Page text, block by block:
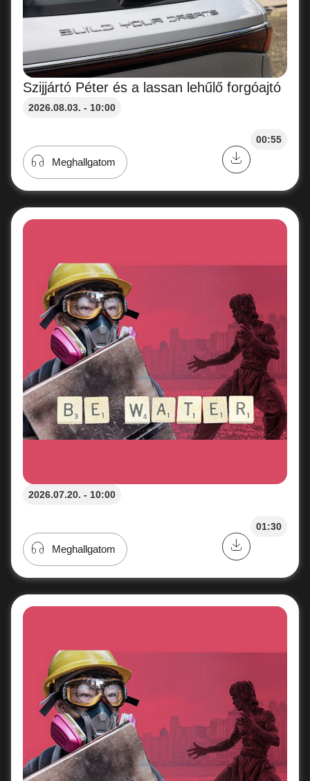
Szijjártó Péter és a lassan lehűlő forgóajtó
2026.08.03. - 10:00
00:55
Meghallgatom
2026.07.20. - 10:00
01:30
Meghallgatom